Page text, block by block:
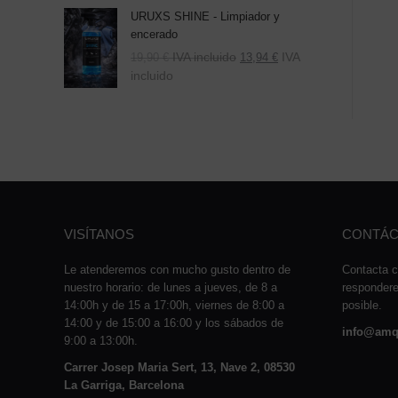
URUXS SHINE - Limpiador y
encerado
19,90 € IVA incluido 13,94 € IVA
incluido
VISÍTANOS
Le atenderemos con mucho gusto dentro de
nuestro horario: de lunes a jueves, de 8 a
14:00h y de 15 a 17:00h, viernes de 8:00 a
14:00 y de 15:00 a 16:00 y los sábados de
9:00 a 13:00h.
Carrer Josep Maria Sert, 13, Nave 2, 08530
La Garriga, Barcelona
Contacta
posible.